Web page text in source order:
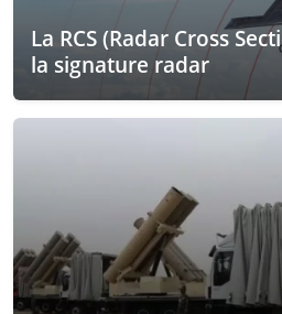
La RCS (Radar Cross
la signature radar